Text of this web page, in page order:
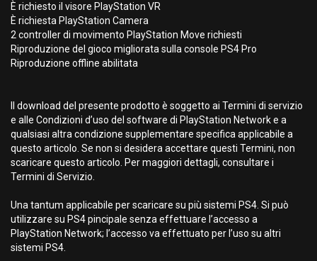
È richiesto il visore PlayStation VR
È richiesta PlayStation Camera
2 controller di movimento PlayStation Move richiesti
Riproduzione del gioco migliorata sulla console PS4 Pro
Riproduzione offline abilitata
Il download del presente prodotto è soggetto ai Termini di servizio
e alle Condizioni d’uso del software di PlayStation Network e a
qualsiasi altra condizione supplementare specifica applicabile a
questo articolo. Se non si desidera accettare questi Termini, non
scaricare questo articolo. Per maggiori dettagli, consultare i
Termini di Servizio.
Una tantum applicabile per scaricare su più sistemi PS4. Si può
utilizzare su PS4 pincipale senza effettuare l’accesso a
PlayStation Network; l’accesso va effettuato per l’uso su altri
sistemi PS4.